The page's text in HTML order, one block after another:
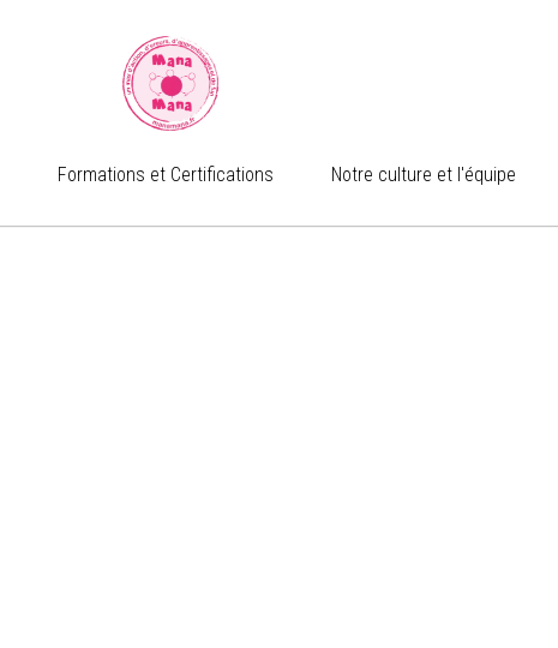
Formations et Certifications Notre culture et l'équipe
Formations et Certifications Notre culture et l'équipe